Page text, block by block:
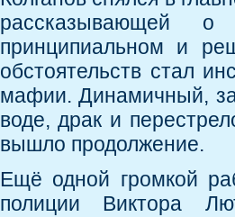
рассказывающей
принципиальном и
обстоятельств стал
мафии. Динамичный,
воде, драк и
вышло продолжение.
Ещё одной громкой
полиции Виктора